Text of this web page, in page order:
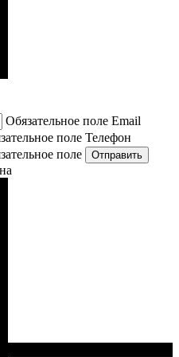
Обязательное поле Email
поле Телефон
поле